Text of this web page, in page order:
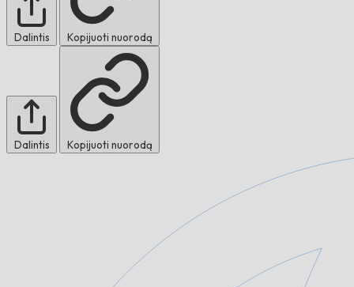
Dalintis Kopijuoti nuorodą
Dalintis Kopijuoti nuorodą